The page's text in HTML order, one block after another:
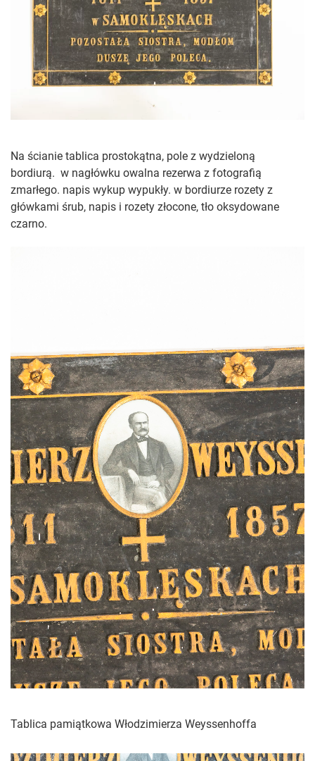
Na ścianie tablica prostokątna, pole z wydzieloną
bordiurą. w nagłówku owalna rezerwa z fotografią
zmarłego. napis wykup wypukły. w bordiurze rozety z
główkami śrub, napis i rozety złocone, tło oksydowane
czarno.
Tablica pamiątkowa Włodzimierza Weyssenhoffa